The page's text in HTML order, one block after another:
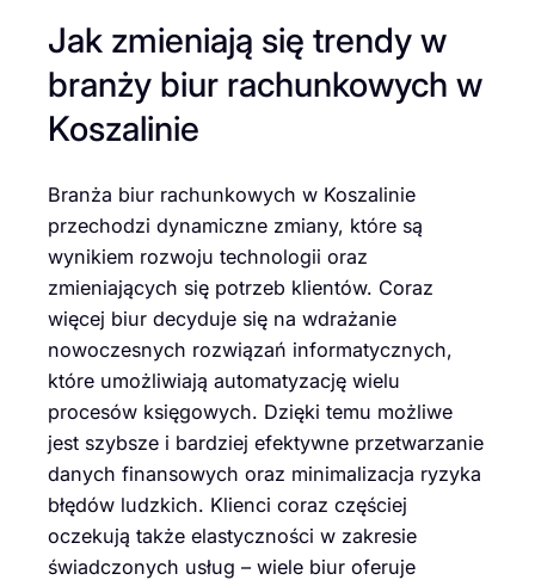
Jak zmieniają się trendy w
branży biur rachunkowych w
Koszalinie
Branża biur rachunkowych w Koszalinie
przechodzi dynamiczne zmiany, które są
wynikiem rozwoju technologii oraz
zmieniających się potrzeb klientów. Coraz
więcej biur decyduje się na wdrażanie
nowoczesnych rozwiązań informatycznych,
które umożliwiają automatyzację wielu
procesów księgowych. Dzięki temu możliwe
jest szybsze i bardziej efektywne przetwarzanie
danych finansowych oraz minimalizacja ryzyka
błędów ludzkich. Klienci coraz częściej
oczekują także elastyczności w zakresie
świadczonych usług – wiele biur oferuje